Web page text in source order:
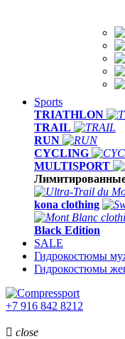
Sports
TRIATHLON
TRAIL
RUN
CYCLING
MULTISPORT
kona clothing
Black Edition
SALE
Гидрокостюмы
Гидрокостюмы
+7 916 842 8212
 close